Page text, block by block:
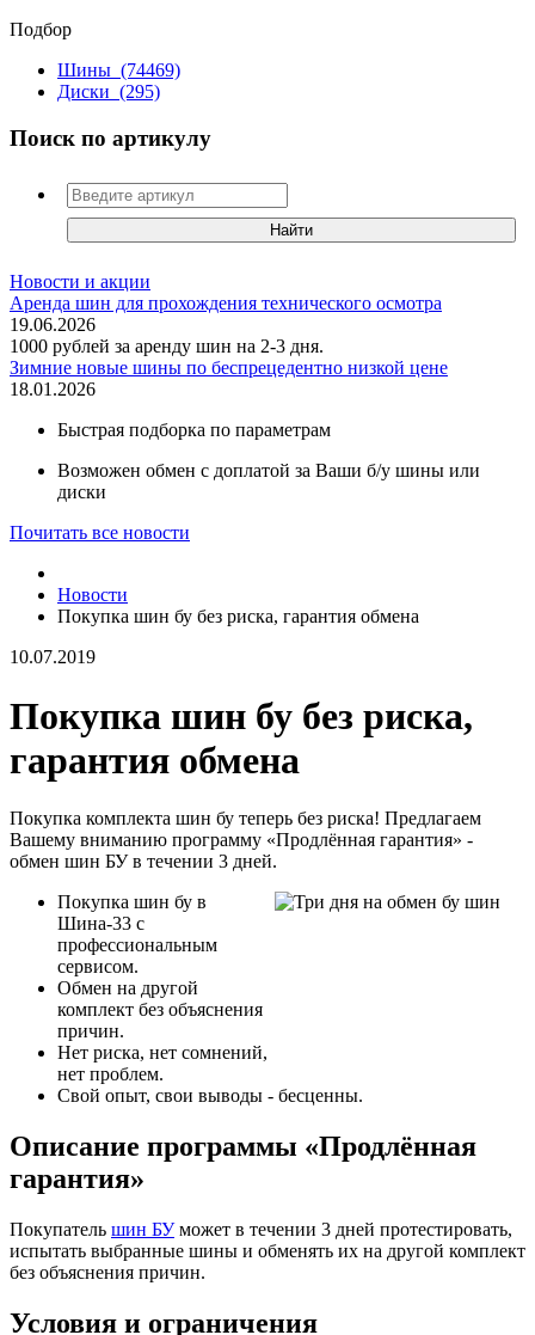
Подбор
Шины (74469)
Диски (295)
Поиск по артикулу
Новости и акции
Аренда шин для прохождения технического осмотра
19.06.2026
1000 рублей за аренду шин на 2-3 дня.
Зимние новые шины по беспрецедентно низкой цене
18.01.2026
Быстрая подборка по параметрам
Возможен обмен с доплатой за Ваши б/у шины или
диски
Почитать все новости
Новости
Покупка шин бу без риска, гарантия обмена
10.07.2019
Покупка шин бу без риска,
гарантия обмена
Покупка комплекта шин бу теперь без риска! Предлагаем
Вашему вниманию программу «Продлённая гарантия» -
обмен шин БУ в течении 3 дней.
Покупка шин бу в
Шина-33 с
профессиональным
сервисом.
Обмен на другой
комплект без объяснения
причин.
Нет риска, нет сомнений,
нет проблем.
Свой опыт, свои выводы - бесценны.
Описание программы «Продлённая
гарантия»
Покупатель шин БУможет в течении 3 дней протестировать,
испытать выбранные шины и обменять их на другой комплект
без объяснения причин.
Условия и ограничения